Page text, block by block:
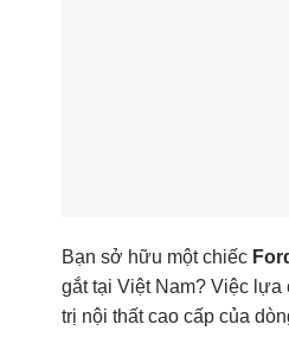
Bạn sở hữu một chiếc
gắt tại Việt Nam? Việc lựa
trị nội thất cao cấp của